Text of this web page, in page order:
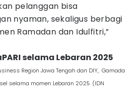
pelanggan bisa
nyaman, sekaligus berbagi
Ramadan dan Idulfitri,”
selama Lebaran 2025
Region Jawa Tengah dan DIY, Gamada
selama momen Lebaran 2025. (IDN